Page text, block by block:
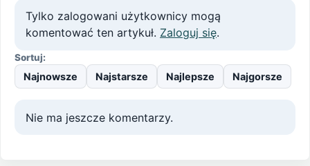
Tylko zalogowani użytkownicy mogą
komentować ten artykuł. Zaloguj się.
Sortuj:
Najnowsze Najstarsze Najlepsze Najgorsze
Nie ma jeszcze komentarzy.